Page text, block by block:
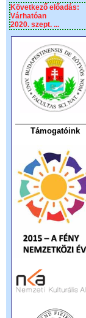
Következő előadás:
Várhatóan
2020. szept. ...
Támogatóink